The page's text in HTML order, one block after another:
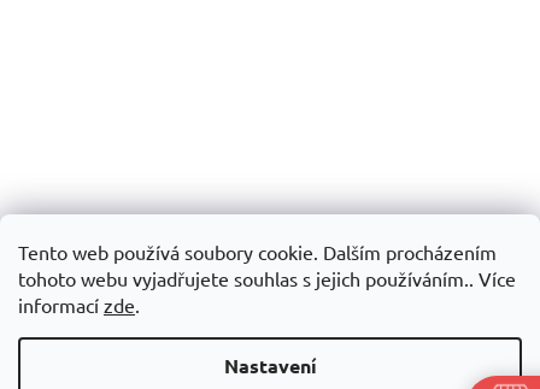
Tento web používá soubory cookie. Dalším procházením
tohoto webu vyjadřujete souhlas s jejich používáním.. Více
informací zde.
Nastavení